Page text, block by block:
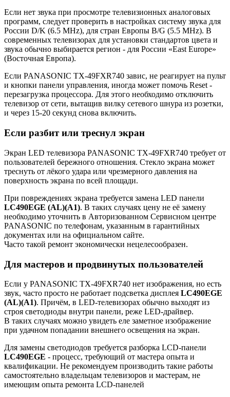
Если нет звука при просмотре телевизионных аналоговых
программ, следует проверить в настройках систему звука для
России D/K (6.5 MHz), для стран Европы B/G (5.5 MHz). В
современных телевизорах для установки стандартов цвета и
звука обычно выбирается регион - для России «East Europe»
(Восточная Европа).
Если PANASONIC TX-49FXR740 завис, не реагирует на пульт
и кнопки панели управления, иногда может помочь Reset -
перезагрузка процессора. Для этого необходимо отключить
телевизор от сети, вытащив вилку сетевого шнура из розетки,
и через 15-20 секунд снова включить.
Если разбит или треснул экран
Экран LED телевизора PANASONIC TX-49FXR740 требует от
пользователей бережного отношения. Стекло экрана может
треснуть от лёкого удара или чрезмерного давления на
поверхность экрана по всей площади.
При повреждениях экрана требуется замена LED панели
LC490EGE (AL)(A1). В таких случаях цену не её замену
необходимо уточнить в Авторизованном Сервисном центре
PANASONIC по телефонам, указанным в гарантийных
документах или на официальном сайте.
Часто такой ремонт экономически нецелесообразен.
Для мастеров и продвинутых пользователей
Если у PANASONIC TX-49FXR740 нет изображения, но есть
звук, часто просто не работает подсветка дисплея LC490EGE
(AL)(A1). Причём, в LED-телевизорах обычно выходят из
строя светодиоды внутри панели, реже LED-драйвер.
В таких случаях можно увидеть еле заметное изображение
при удачном попадании внешнего освещения на экран.
Для замены светодиодов требуется разборка LCD-панели
LC490EGE - процесс, требующий от мастера опыта и
квалификации. Не рекомендуем производить такие работы
самостоятельно владельцам телевизоров и мастерам, не
имеющим опыта ремонта LCD-панелей